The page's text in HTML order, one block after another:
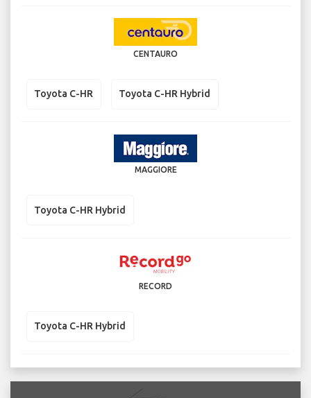
CENTAURO
Toyota C-HR Toyota C-HR Hybrid
MAGGIORE
Toyota C-HR Hybrid
RECORD
Toyota C-HR Hybrid